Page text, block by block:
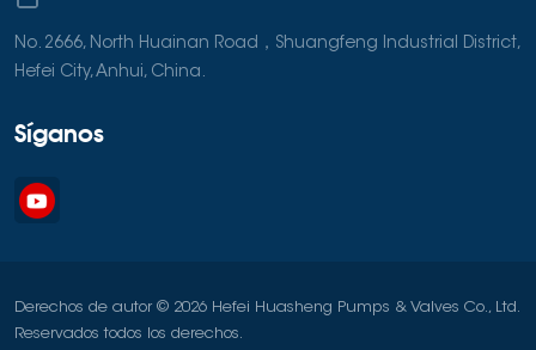
No. 2666, North Huainan Road，Shuangfeng Industrial District,
Hefei City, Anhui, China.
Síganos
Derechos de autor © 2026 Hefei Huasheng Pumps & Valves Co., Ltd.
Reservados todos los derechos.